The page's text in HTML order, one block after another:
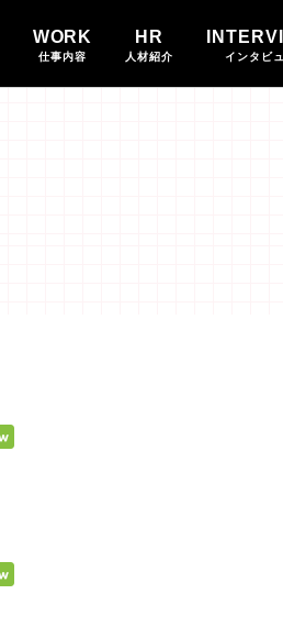
WORK
仕事内容
HR
人材紹介 インタビ